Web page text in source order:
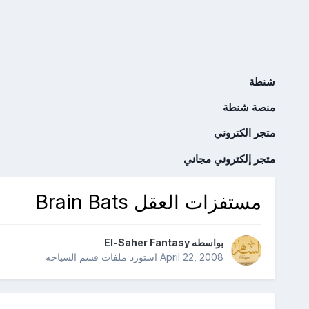
شنطة
منصة شنطة
متجر الكتروني
متجر إلكتروني مجاني
مستفزات العقل Brain Bats
بواسطه El-Saher Fantasy
April 22, 2008استورد ملفات قسم السياحه